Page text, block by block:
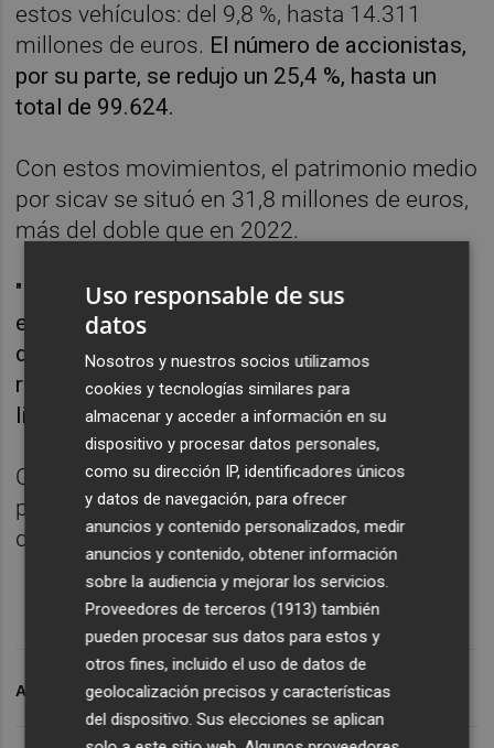
estos vehículos: del 9,8 %, hasta 14.311
millones de euros. El número de accionistas,
por su parte, se redujo un 25,4 %, hasta un
total de 99.624.
Con estos movimientos, el patrimonio medio
por sicav se situó en 31,8 millones de euros,
más del doble que en 2022.
"En los dos primeros meses de este año, con
el plazo de adaptación a la Ley finalizado
desde junio de 2023, el número de sicav
registradas se ha reducido de forma muy
ligera", dice la CNMV.
Concretamente, se produjeron cuatro bajas,
por lo que a finales de febrero había un total
de 446 vehículos de esta tipología.
ARCHIVADO EN SICAV
Uso responsable de sus
datos
Nosotros y nuestros socios utilizamos
cookies y tecnologías similares para
almacenar y acceder a información en su
dispositivo y procesar datos personales,
como su dirección IP, identificadores únicos
y datos de navegación, para ofrecer
anuncios y contenido personalizados, medir
anuncios y contenido, obtener información
sobre la audiencia y mejorar los servicios.
Proveedores de terceros (1913) también
pueden procesar sus datos para estos y
otros fines, incluido el uso de datos de
geolocalización precisos y características
del dispositivo. Sus elecciones se aplican